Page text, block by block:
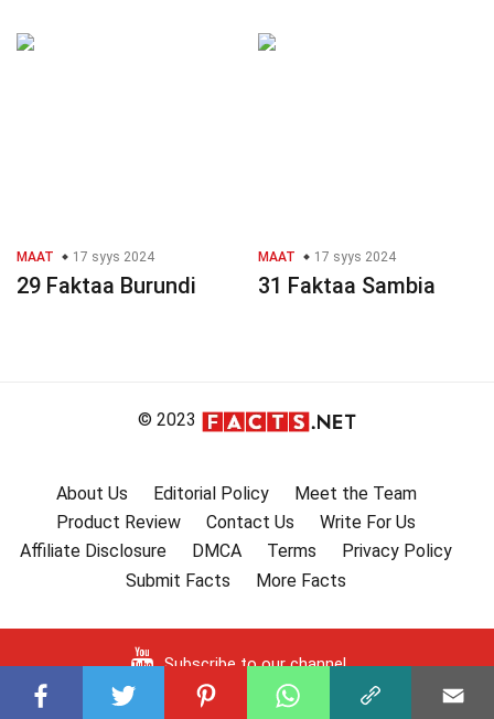
MAAT 17 syys 2024
29 Faktaa Burundi
MAAT 17 syys 2024
31 Faktaa Sambia
© 2023
About Us Editorial Policy
Meet the Team
Product Review
Contact Us
Write For Us
Affiliate Disclosure
DMCA Terms
Privacy Policy
Submit Facts
More Facts
Subscribe to our channel